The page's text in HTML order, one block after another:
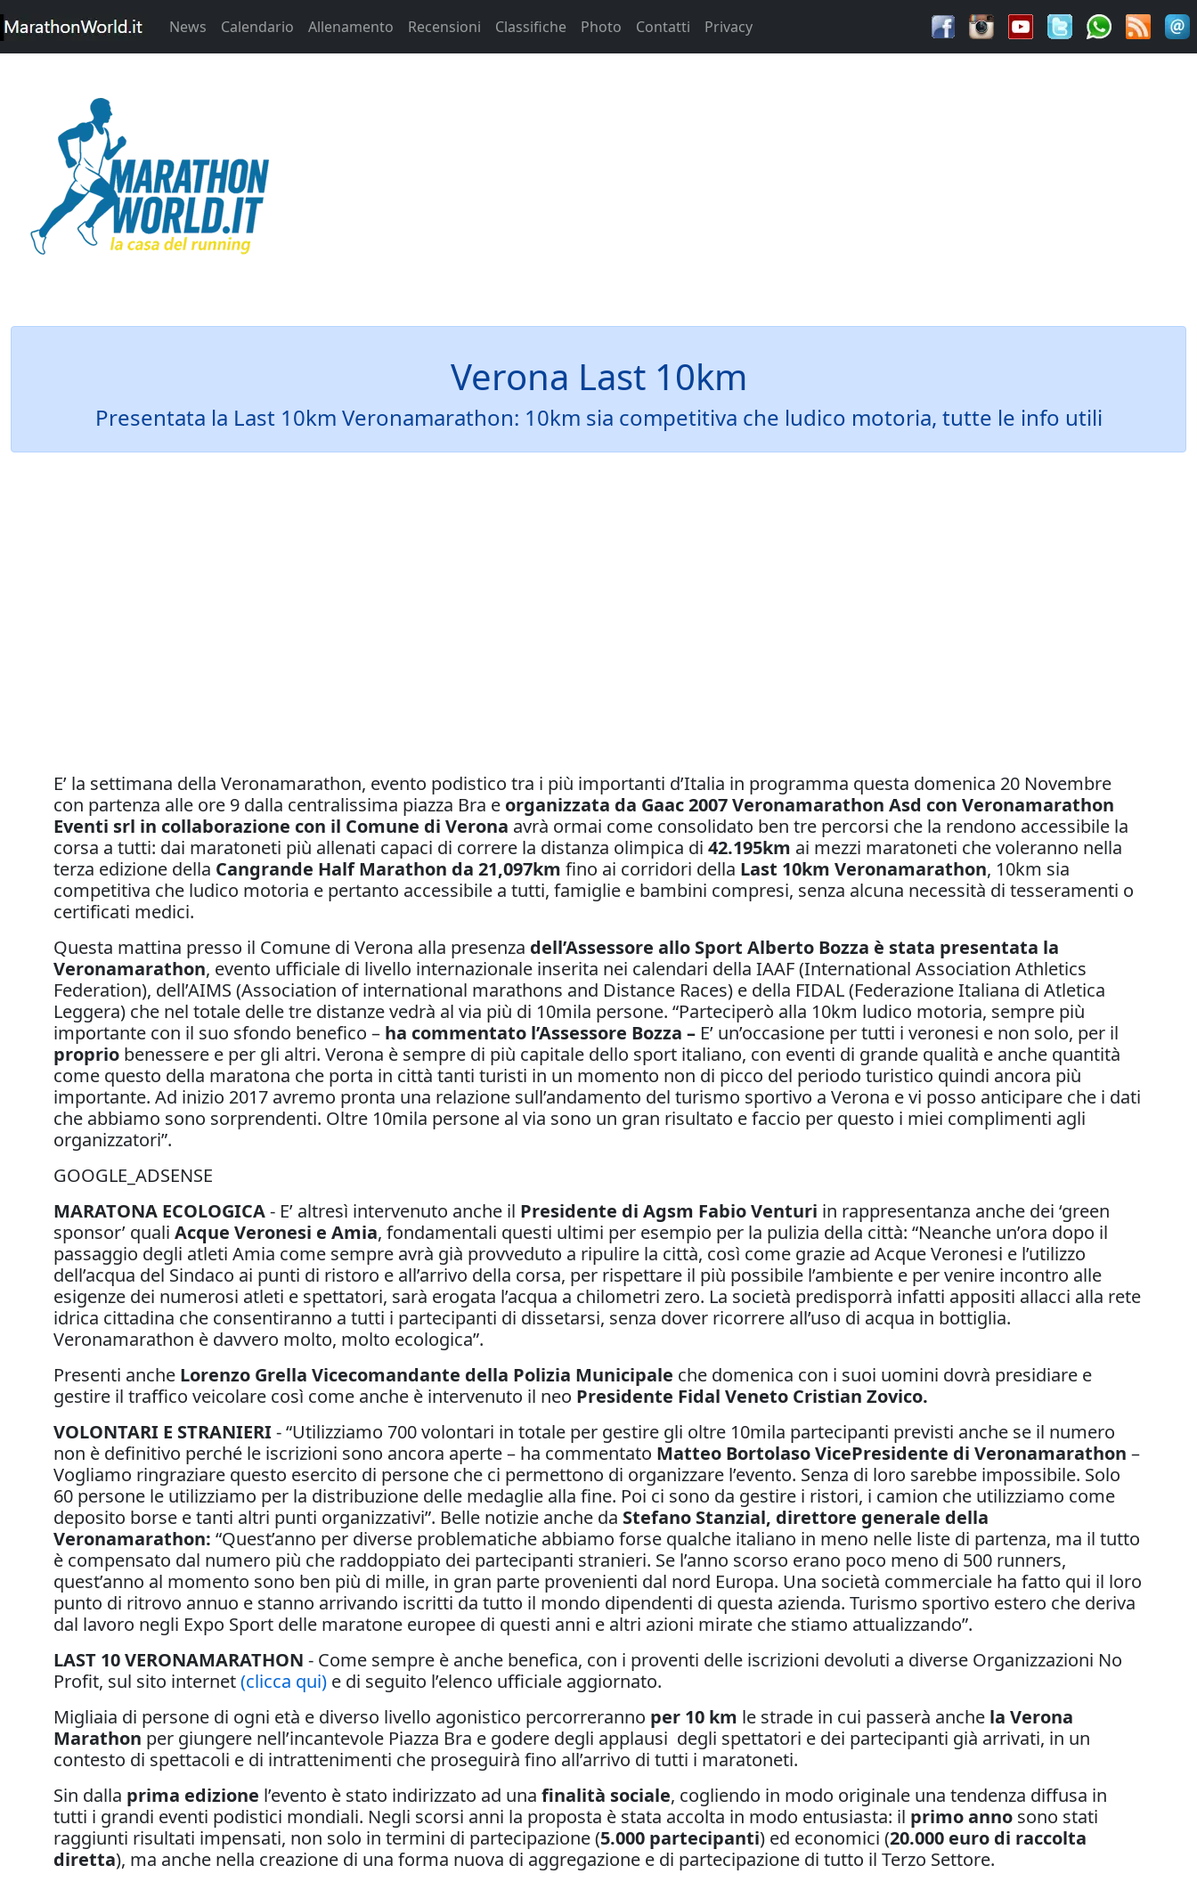
News Calendario Allenamento Recensioni Classifiche Photo Contatti Privacy
Verona Last 10km
Presentata la Last 10km Veronamarathon: 10km sia competitiva che ludico motoria, tutte le info utili
E’ la settimana della Veronamarathon, evento podistico tra i più importanti d’Italia in programma questa domenica 20 Novembre
con partenza alle ore 9 dalla centralissima piazza Bra e organizzata da Gaac 2007 Veronamarathon Asd con Veronamarathon
Eventi srl in collaborazione con il Comune di Verona avrà ormai come consolidato ben tre percorsi che la rendono accessibile la
corsa a tutti: dai maratoneti più allenati capaci di correre la distanza olimpica di 42.195km ai mezzi maratoneti che voleranno nella
terza edizione della Cangrande Half Marathon da 21,097km fino ai corridori della Last 10km Veronamarathon, 10km sia
competitiva che ludico motoria e pertanto accessibile a tutti, famiglie e bambini compresi, senza alcuna necessità di tesseramenti o
certificati medici.
Questa mattina presso il Comune di Verona alla presenza dell’Assessore allo Sport Alberto Bozza è stata presentata la
Veronamarathon, evento ufficiale di livello internazionale inserita nei calendari della IAAF (International Association Athletics
Federation), dell’AIMS (Association of international marathons and Distance Races) e della FIDAL (Federazione Italiana di Atletica
Leggera) che nel totale delle tre distanze vedrà al via più di 10mila persone. “Parteciperò alla 10km ludico motoria, sempre più
importante con il suo sfondo benefico – ha commentato l’Assessore Bozza – E’ un’occasione per tutti i veronesi e non solo, per il
proprio benessere e per gli altri. Verona è sempre di più capitale dello sport italiano, con eventi di grande qualità e anche quantità
come questo della maratona che porta in città tanti turisti in un momento non di picco del periodo turistico quindi ancora più
importante. Ad inizio 2017 avremo pronta una relazione sull’andamento del turismo sportivo a Verona e vi posso anticipare che i dati
che abbiamo sono sorprendenti. Oltre 10mila persone al via sono un gran risultato e faccio per questo i miei complimenti agli
organizzatori”.
GOOGLE_ADSENSE
MARATONA ECOLOGICA- E’ altresì intervenuto anche il Presidente di Agsm Fabio Venturi in rappresentanza anche dei ‘green
sponsor’ quali Acque Veronesi e Amia, fondamentali questi ultimi per esempio per la pulizia della città: “Neanche un’ora dopo il
passaggio degli atleti Amia come sempre avrà già provveduto a ripulire la città, così come grazie ad Acque Veronesi e l’utilizzo
dell’acqua del Sindaco ai punti di ristoro e all’arrivo della corsa, per rispettare il più possibile l’ambiente e per venire incontro alle
esigenze dei numerosi atleti e spettatori, sarà erogata l’acqua a chilometri zero. La società predisporrà infatti appositi allacci alla rete
idrica cittadina che consentiranno a tutti i partecipanti di dissetarsi, senza dover ricorrere all’uso di acqua in bottiglia.
Veronamarathon è davvero molto, molto ecologica”.
Presenti anche Lorenzo Grella Vicecomandante della Polizia Municipale che domenica con i suoi uomini dovrà presidiare e
gestire il traffico veicolare così come anche è intervenuto il neo Presidente Fidal Veneto Cristian Zovico.
VOLONTARI E STRANIERI- “Utilizziamo 700 volontari in totale per gestire gli oltre 10mila partecipanti previsti anche se il numero
non è definitivo perché le iscrizioni sono ancora aperte – ha commentato Matteo Bortolaso VicePresidente di Veronamarathon –
Vogliamo ringraziare questo esercito di persone che ci permettono di organizzare l’evento. Senza di loro sarebbe impossibile. Solo
60 persone le utilizziamo per la distribuzione delle medaglie alla fine. Poi ci sono da gestire i ristori, i camion che utilizziamo come
deposito borse e tanti altri punti organizzativi”. Belle notizie anche da Stefano Stanzial, direttore generale della
Veronamarathon: “Quest’anno per diverse problematiche abbiamo forse qualche italiano in meno nelle liste di partenza, ma il tutto
è compensato dal numero più che raddoppiato dei partecipanti stranieri. Se l’anno scorso erano poco meno di 500 runners,
quest’anno al momento sono ben più di mille, in gran parte provenienti dal nord Europa. Una società commerciale ha fatto qui il loro
punto di ritrovo annuo e stanno arrivando iscritti da tutto il mondo dipendenti di questa azienda. Turismo sportivo estero che deriva
dal lavoro negli Expo Sport delle maratone europee di questi anni e altri azioni mirate che stiamo attualizzando”.
LAST 10 VERONAMARATHON - Come sempre è anche benefica, con i proventi delle iscrizioni devoluti a diverse Organizzazioni No
Profit, sul sito internet(clicca qui) e di seguito l’elenco ufficiale aggiornato.
Migliaia di persone di ogni età e diverso livello agonistico percorreranno per 10 km le strade in cui passerà anche la Verona
Marathon per giungere nell’incantevole Piazza Bra e godere degli applausi degli spettatori e dei partecipanti già arrivati, in un
contesto di spettacoli e di intrattenimenti che proseguirà fino all’arrivo di tutti i maratoneti.
Sin dalla prima edizione l’evento è stato indirizzato ad una finalità sociale, cogliendo in modo originale una tendenza diffusa in
tutti i grandi eventi podistici mondiali. Negli scorsi anni la proposta è stata accolta in modo entusiasta: il primo anno sono stati
raggiunti risultati impensati, non solo in termini di partecipazione (5.000 partecipanti) ed economici (20.000 euro di raccolta
diretta), ma anche nella creazione di una forma nuova di aggregazione e di partecipazione di tutto il Terzo Settore.